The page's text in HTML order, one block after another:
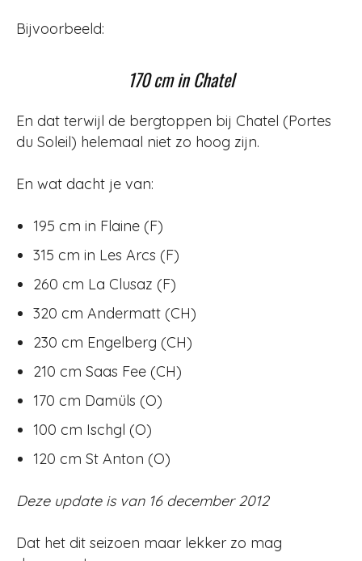
Bijvoorbeeld:
170 cm in Chatel
En dat terwijl de bergtoppen bij Chatel (Portes
du Soleil) helemaal niet zo hoog zijn.
En wat dacht je van:
195 cm in Flaine (F)
315 cm in Les Arcs (F)
260 cm La Clusaz (F)
320 cm Andermatt (CH)
230 cm Engelberg (CH)
210 cm Saas Fee (CH)
170 cm Damüls (O)
100 cm Ischgl (O)
120 cm St Anton (O)
Deze update is van 16 december 2012
Dat het dit seizoen maar lekker zo mag